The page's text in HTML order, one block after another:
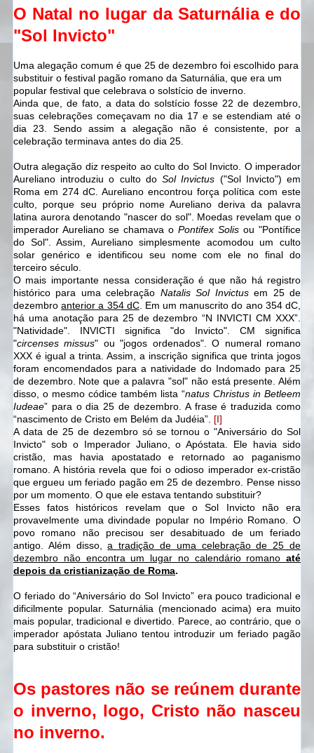
O Natal no lugar da Saturnália e do
"Sol Invicto"
Uma alegação comum é que 25 de dezembro foi escolhido para
substituir o festival pagão romano da Saturnália, que era um
popular festival que celebrava o solstício de inverno.
Ainda que, de fato, a data do solstício fosse 22 de dezembro,
suas celebrações começavam no dia 17 e se estendiam até o
dia 23. Sendo assim a alegação não é consistente, por a
celebração terminava antes do dia 25.
Outra alegação diz respeito ao culto do Sol Invicto. O imperador
Aureliano introduziu o culto doSol Invictus ("Sol Invicto") em
Roma em 274 dC. Aureliano encontrou força política com este
culto, porque seu próprio nome Aureliano deriva da palavra
latina aurora denotando "nascer do sol". Moedas revelam que o
imperador Aureliano se chamava o Pontifex Solis ou "Pontífice
do Sol". Assim, Aureliano simplesmente acomodou um culto
solar genérico e identificou seu nome com ele no final do
terceiro século.
O mais importante nessa consideração é que não há registro
histórico para uma celebração Natalis Sol Invictusem 25 de
dezembroanterior a 354 dC. Em um manuscrito do ano 354 dC,
há uma anotação para 25 de dezembro “N INVICTI CM XXX”.
"Natividade". INVICTI significa "do Invicto". CM significa
"circenses missus" ou "jogos ordenados". O numeral romano
XXX é igual a trinta. Assim, a inscrição significa que trinta jogos
foram encomendados para a natividade do Indomado para 25
de dezembro. Note que a palavra "sol" não está presente. Além
disso, o mesmo códice também lista “natus Christus in Betleem
Iudeae” para o dia 25 de dezembro. A frase é traduzida como
“nascimento de Cristo em Belém da Judéia”. [I]
A data de 25 de dezembro só se tornou o "Aniversário do Sol
Invicto" sob o Imperador Juliano, o Apóstata. Ele havia sido
cristão, mas havia apostatado e retornado ao paganismo
romano. A história revela que foi o odioso imperador ex-cristão
que ergueu um feriado pagão em 25 de dezembro. Pense nisso
por um momento. O que ele estava tentando substituir?
Esses fatos históricos revelam que o Sol Invicto não era
provavelmente uma divindade popular no Império Romano. O
povo romano não precisou ser desabituado de um feriado
antigo. Além disso,a tradição de uma celebração de 25 de
dezembro não encontra um lugar no calendário romano até
depois da cristianização de Roma.
O feriado do “Aniversário do Sol Invicto” era pouco tradicional e
dificilmente popular. Saturnália (mencionado acima) era muito
mais popular, tradicional e divertido. Parece, ao contrário, que o
imperador apóstata Juliano tentou introduzir um feriado pagão
para substituir o cristão!
Os pastores não se reúnem durante
o inverno, logo, Cristo não nasceu
no inverno.